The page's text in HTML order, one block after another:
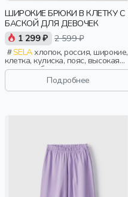
ШИРОКИЕ БРЮКИ В КЛЕТКУ С
БАСКОЙ ДЛЯ ДЕВОЧЕК
1 299 ₽ 2 599 ₽
SELAхлопок, россия, широкие,
клетка, кулиска, пояс, высокая
посадка, баска, эластичные,
девочки, детиПодробнее